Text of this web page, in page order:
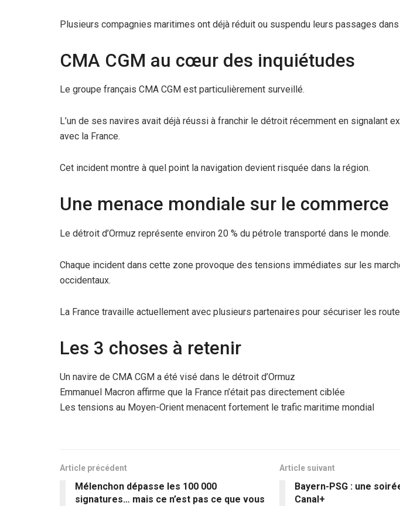
Plusieurs compagnies maritimes ont déjà réduit ou suspendu leurs passages dans
CMA CGM au cœur des inquiétudes
Le groupe français CMA CGM est particulièrement surveillé.
L’un de ses navires avait déjà réussi à franchir le détroit récemment en signalant
avec la France.
Cet incident montre à quel point la navigation devient risquée dans la région.
Une menace mondiale sur le commerce
Le détroit d’Ormuz représente environ 20 % du pétrole transporté dans le monde.
Chaque incident dans cette zone provoque des tensions immédiates sur les
occidentaux.
La France travaille actuellement avec plusieurs partenaires pour sécuriser les
Les 3 choses à retenir
Un navire de CMA CGM a été visé dans le détroit d’Ormuz
Emmanuel Macron affirme que la France n’était pas directement ciblée
Les tensions au Moyen-Orient menacent fortement le trafic maritime mondial
Article précédent
Mélenchon dépasse les 100 000
signatures… mais ce n’est pas ce que vous
Article suivant
Bayern-PSG : une
Canal+